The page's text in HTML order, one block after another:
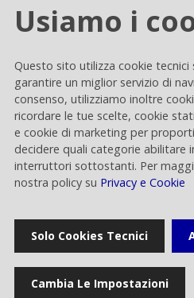
Cookie
Privacy e
Rai Way S.p.A.
Sede legale: Roma viale Castrense 9
euro 70.176.000,00 interamente
Imprese di Roma Codice Fiscale
attività di direzione e coordinamento
Usiamo i
Questo sito utilizza cookie
garantire un miglior servizio di
consenso, utilizziamo inoltre
ricordare le tue scelte, cookie
e cookie di marketing per
decidere quali categorie abilitare
interruttori sottostanti. Per
nostra policy su Privacy e Cookie
Solo Cookies Tecnici
Cambia Le Impostazioni